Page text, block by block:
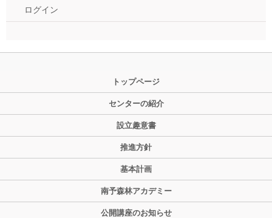
ログイン
トップページ
センターの紹介
設立趣意書
推進方針
基本計画
南予森林アカデミー
公開講座のお知らせ